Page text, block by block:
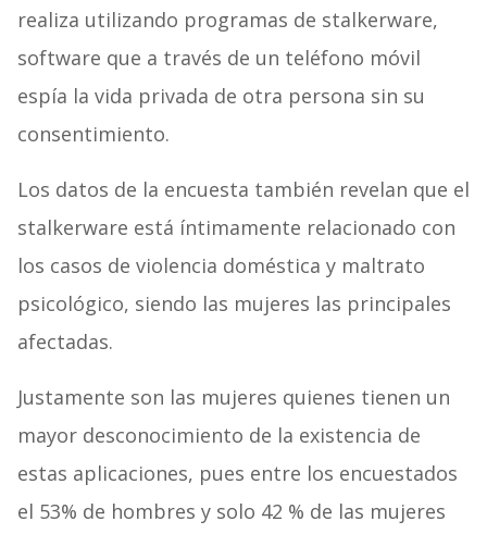
realiza utilizando programas de stalkerware,
software que a través de un teléfono móvil
espía la vida privada de otra persona sin su
consentimiento.
Los datos de la encuesta también revelan que el
stalkerware está íntimamente relacionado con
los casos de violencia doméstica y maltrato
psicológico, siendo las mujeres las principales
afectadas.
Justamente son las mujeres quienes tienen un
mayor desconocimiento de la existencia de
estas aplicaciones, pues entre los encuestados
el 53% de hombres y solo 42 % de las mujeres